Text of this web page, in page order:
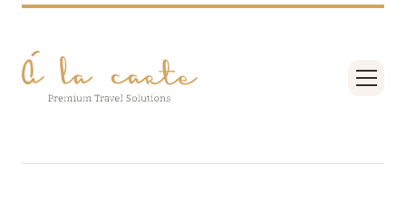
ЭКСКЛЮЗИВНО»
Подробнее
27 сентября 2024